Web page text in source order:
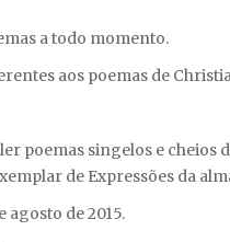
a todo momento.
aos poemas de
poemas singelos e cheios
de Expressões da
agosto de 2015.